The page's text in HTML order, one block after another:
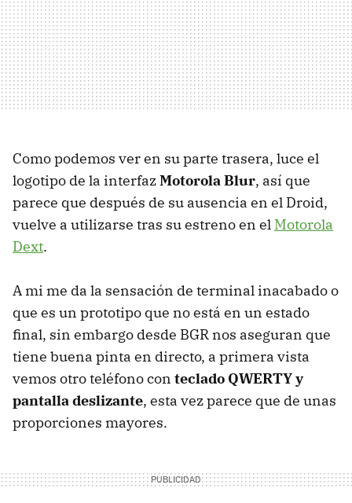
Como podemos ver en su parte trasera, luce el
logotipo de la interfazMotorola Blur, así que
parece que después de su ausencia en el Droid,
vuelve a utilizarse tras su estreno en el Motorola
Dext.
A mi me da la sensación de terminal inacabado o
que es un prototipo que no está en un estado
final, sin embargo desde BGR nos aseguran que
tiene buena pinta en directo, a primera vista
vemos otro teléfono con teclado QWERTYy
pantalla deslizante, esta vez parece que de unas
proporciones mayores.